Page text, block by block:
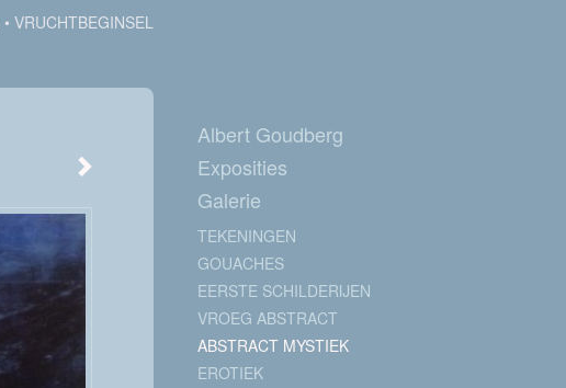
VRUCHTBEGINSEL
Albert Goudberg
Exposities
Galerie
TEKENINGEN
GOUACHES
EERSTE SCHILDERIJEN
VROEG ABSTRACT
ABSTRACT MYSTIEK
EROTIEK